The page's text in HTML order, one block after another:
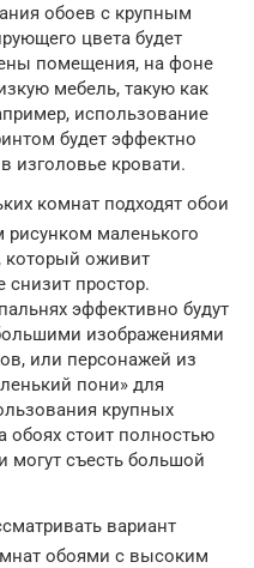
обоев с крупным
цвета будет
помещения, на фоне
мебель, такую как
использование
будет эффектно
изголовье кровати.
комнат подходят обои
маленького
который оживит
снизит простор.
эффективно будут
изображениями
или персонажей из
пони» для
крупных
обоях стоит полностью
могут съесть большой
вариант
обоями с высоким